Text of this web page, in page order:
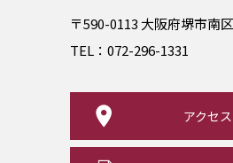
〒590-0113 大阪府堺市南
TEL： 072-296-1331
アクセス